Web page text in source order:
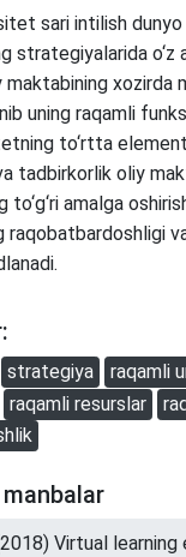
sari intilish dunyo
strategiyalarida
xozirda
uning raqamli
to‘rtta
tadbirkorlik oliy
amalga
raqobatbardoshligi
strategiya raqamli
raqamli resurslar
Virtual